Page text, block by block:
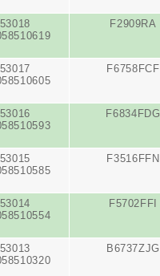
F2909RA
F6758FCF
F6834FDG
F3516FFN
F5702FFI
B6737ZJG